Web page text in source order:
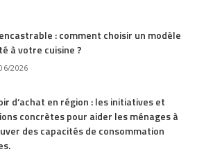
: comment choisir un modèle
à votre cuisine ?
2026
d’achat en région : les initiatives et
concrètes pour aider les ménages à
des capacités de consommation